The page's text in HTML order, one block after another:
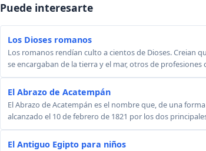
Puede interesarte
Los Dioses romanos
Los romanos rendían culto a cientos de Dioses. Creian
se encargaban de la tierra y el mar, otros de profesiones
El Abrazo de Acatempán
El Abrazo de Acatempán es el nombre que, de una
alcanzado el 10 de febrero de 1821 por los dos
El Antiguo Egipto para niños